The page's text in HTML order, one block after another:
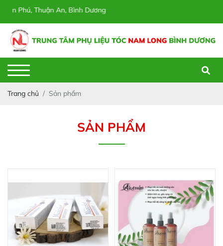
Thuận An, Bình Dương
Trang chủ Sản phẩm
SẢN PHẨM